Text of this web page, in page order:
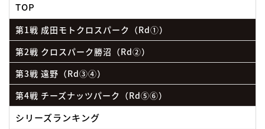
TOP
第1戦 成田モトクロスパーク（Rd①）
第2戦 クロスパーク勝沼（Rd②）
第3戦 遠野（Rd③④）
第4戦 チーズナッツパーク（Rd⑤⑥）
シリーズランキング